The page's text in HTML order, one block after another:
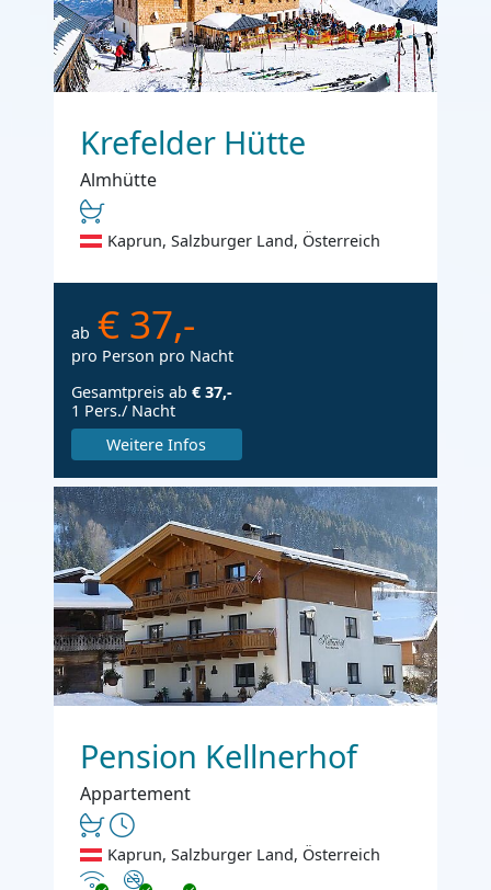
Krefelder Hütte
Almhütte
Kaprun, Salzburger Land, Österreich
ab € 37,-
pro Person pro Nacht
Gesamtpreis ab € 37,-
1 Pers./ Nacht
Weitere Infos
Pension Kellnerhof
Appartement
Kaprun, Salzburger Land, Österreich
InternetNichtraucher